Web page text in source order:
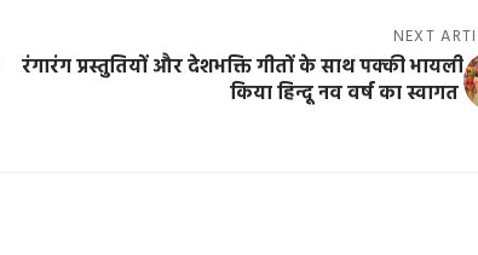
NEXT
रंगारंग प्रस्तुतियों और देशभक्ति गीतों के साथ पक्की भायली
किया हिन्दू नव वर्ष का स्वागत